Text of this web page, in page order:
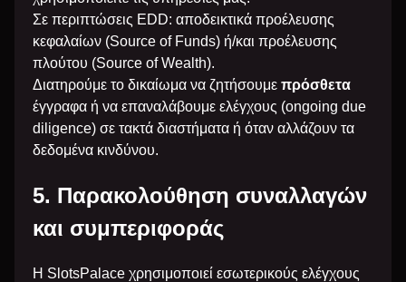
Σε περιπτώσεις EDD: αποδεικτικά προέλευσης
κεφαλαίων (Source of Funds) ή/και προέλευσης
πλούτου (Source of Wealth).
Διατηρούμε το δικαίωμα να ζητήσουμε πρόσθετα
έγγραφα ή να επαναλάβουμε ελέγχους (ongoing due
diligence) σε τακτά διαστήματα ή όταν αλλάζουν τα
δεδομένα κινδύνου.
5. Παρακολούθηση συναλλαγών
και συμπεριφοράς
Η SlotsPalace χρησιμοποιεί εσωτερικούς ελέγχους